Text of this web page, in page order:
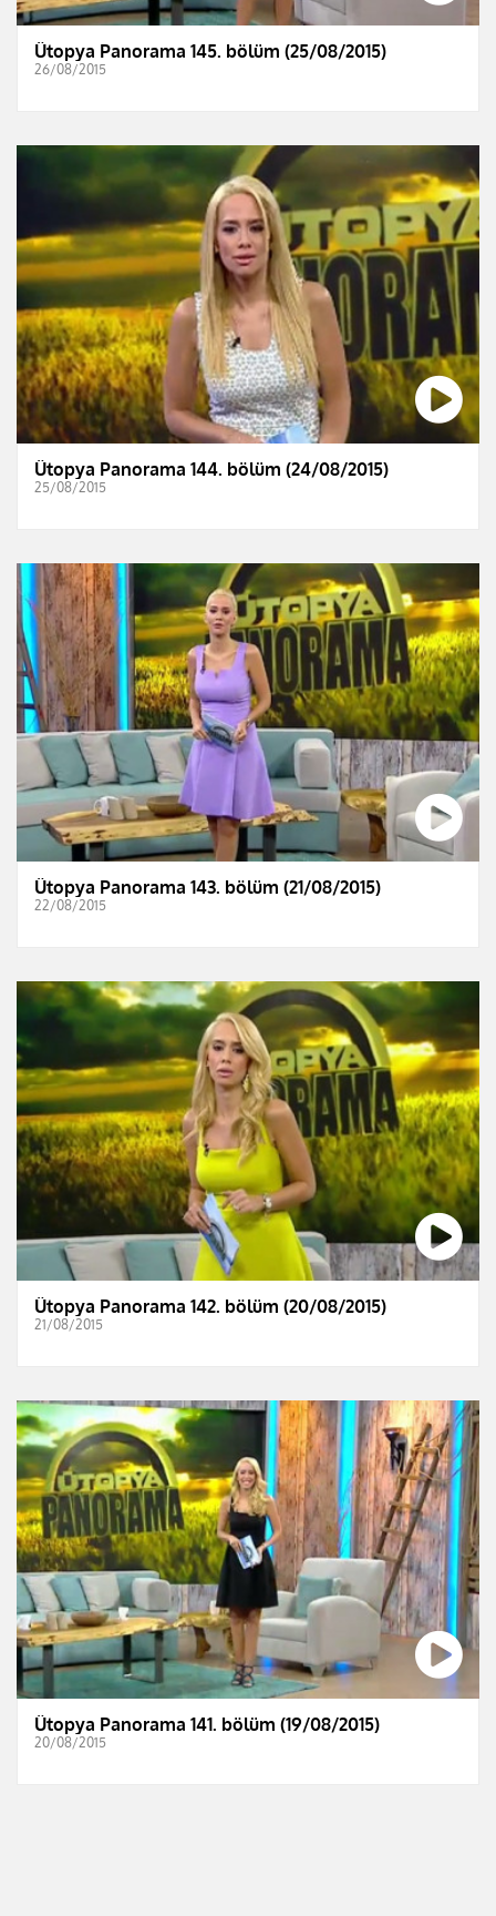
Ütopya Panorama 145. bölüm (25/08/2015)
26/08/2015
Ütopya Panorama 144. bölüm (24/08/2015)
25/08/2015
Ütopya Panorama 143. bölüm (21/08/2015)
22/08/2015
Ütopya Panorama 142. bölüm (20/08/2015)
21/08/2015
Ütopya Panorama 141. bölüm (19/08/2015)
20/08/2015